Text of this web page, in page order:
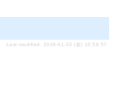
Last-modified: 2026-01-23 (金) 10:56:57